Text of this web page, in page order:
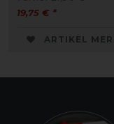
19,75 € *
ARTIKEL